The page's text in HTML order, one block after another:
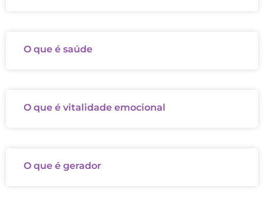
O que é saúde
O que é vitalidade emocional
O que é gerador